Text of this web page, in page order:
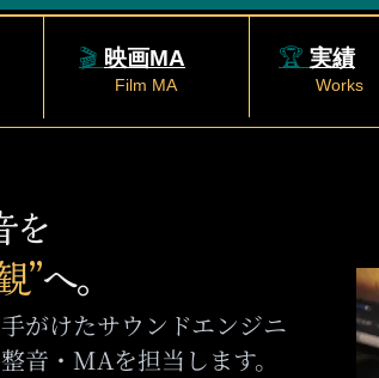
🎬 映画MA 🏆 実績
Film MA Works
を
”へ。
がけたサウンドエンジニ
音・MAを担当します。